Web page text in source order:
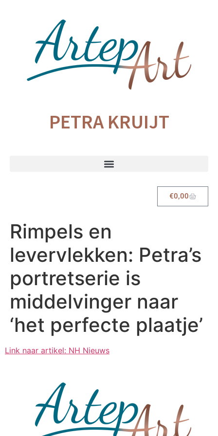
PETRA KRUIJT
€0,00
Rimpels en
levervlekken: Petra’s
portretserie is
middelvinger naar
‘het perfecte plaatje’
Link naar artikel: NH Nieuws